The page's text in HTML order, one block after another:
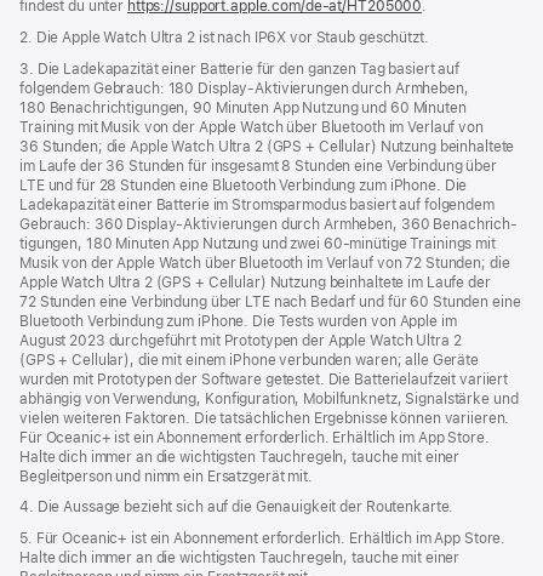
findest du unter https://support.apple.com/de-at/HT205000.
2. Die Apple Watch Ultra 2 ist nach IP6X vor Staub geschützt.
3. Die Ladekapazität einer Batterie für den ganzen Tag basiert auf
folgendem Gebrauch: 180 Display-Aktivierungen durch Armheben,
180 Benachrich­tigungen, 90 Minuten App Nutzung und 60 Minuten
Training mit Musik von der Apple Watch über Bluetooth im Verlauf von
36 Stunden; die Apple Watch Ultra 2 (GPS + Cellular) Nutzung beinhaltete
im Laufe der 36 Stunden für insgesamt 8 Stunden eine Verbindung über
LTE und für 28 Stunden eine Bluetooth Verbindung zum iPhone. Die
Ladekapazität einer Batterie im Stromspar­modus basiert auf folgendem
Gebrauch: 360 Display-Aktivierungen durch Armheben, 360 Benachrich­
tigungen, 180 Minuten App Nutzung und zwei 60‑minütige Trainings mit
Musik von der Apple Watch über Bluetooth im Verlauf von 72 Stunden; die
Apple Watch Ultra 2 (GPS + Cellular) Nutzung beinhaltete im Laufe der
72 Stunden eine Verbindung über LTE nach Bedarf und für 60 Stunden eine
Bluetooth Verbindung zum iPhone. Die Tests wurden von Apple im
August 2023 durchgeführt mit Prototypen der Apple Watch Ultra 2
(GPS + Cellular), die mit einem iPhone verbunden waren; alle Geräte
wurden mit Prototypen der Software getestet. Die Batterielaufzeit variiert
abhängig von Verwendung, Konfiguration, Mobilfunknetz, Signalstärke und
vielen weiteren Faktoren. Die tatsächlichen Ergebnisse können variieren.
Für Oceanic+ ist ein Abonnement erforderlich. Erhältlich im App Store.
Halte dich immer an die wichtigsten Tauchregeln, tauche mit einer
Begleitperson und nimm ein Ersatzgerät mit.
4. Die Aussage bezieht sich auf die Genauigkeit der Routenkarte.
5. Für Oceanic+ ist ein Abonnement erforderlich. Erhältlich im App Store.
Halte dich immer an die wichtigsten Tauchregeln, tauche mit einer